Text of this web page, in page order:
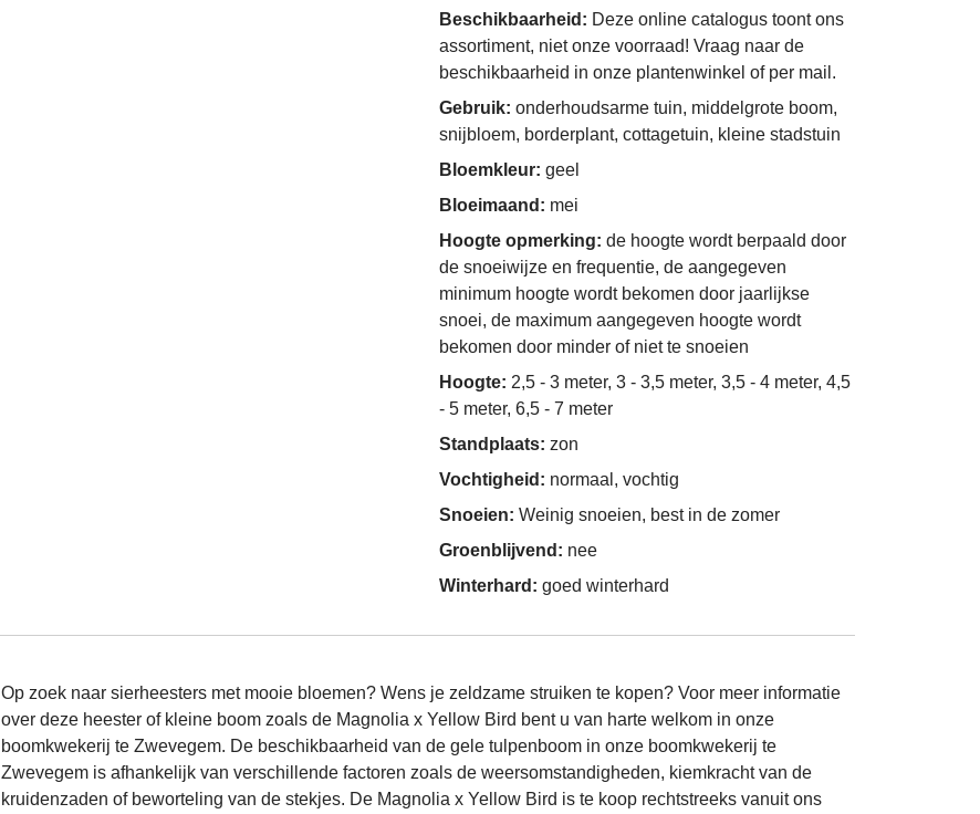
Beschikbaarheid: Deze online catalogus toont ons
assortiment, niet onze voorraad! Vraag naar de
beschikbaarheid in onze plantenwinkel of per mail.
Gebruik: onderhoudsarme tuin, middelgrote boom,
snijbloem, borderplant, cottagetuin, kleine stadstuin
Bloemkleur: geel
Bloeimaand: mei
Hoogte opmerking: de hoogte wordt berpaald door
de snoeiwijze en frequentie, de aangegeven
minimum hoogte wordt bekomen door jaarlijkse
snoei, de maximum aangegeven hoogte wordt
bekomen door minder of niet te snoeien
Hoogte: 2,5 - 3 meter, 3 - 3,5 meter, 3,5 - 4 meter, 4,5
- 5 meter, 6,5 - 7 meter
Standplaats: zon
Vochtigheid: normaal, vochtig
Snoeien: Weinig snoeien, best in de zomer
Groenblijvend: nee
Winterhard: goed winterhard
Op zoek naar sierheesters met mooie bloemen? Wens je zeldzame struiken te kopen? Voor meer informatie
over deze heester of kleine boom zoals de Magnolia x Yellow Bird bent u van harte welkom in onze
boomkwekerij te Zwevegem. De beschikbaarheid van de gele tulpenboom in onze boomkwekerij te
Zwevegem is afhankelijk van verschillende factoren zoals de weersomstandigheden, kiemkracht van de
kruidenzaden of beworteling van de stekjes. De Magnolia x Yellow Bird is te koop rechtstreeks vanuit ons